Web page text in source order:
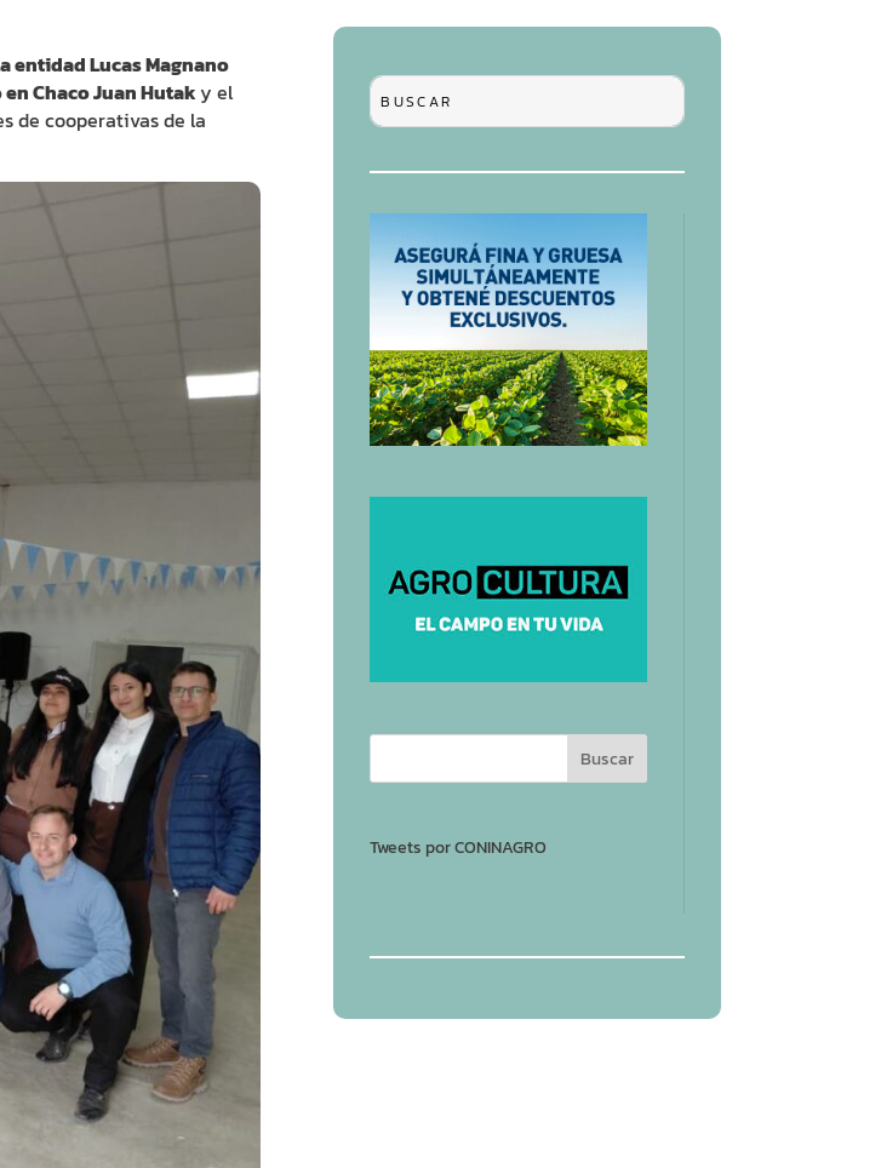
entidad Lucas Magnano
Chaco Juan Hutaky el
de cooperativas de la
Tweets por CONINAGRO